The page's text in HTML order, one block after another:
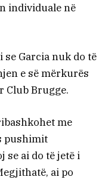
individuale në
Garcia nuk do të
e së mërkurës
Club Brugge.
me
pushimit
se ai do të jetë i
ai po